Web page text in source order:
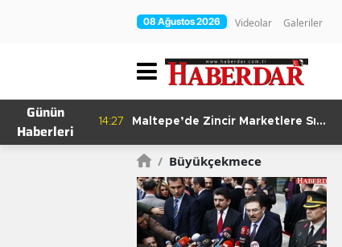
08 Ağustos 2026 Videolar Galeriler
Günün
Haberleri
14:27
Maltepe’de Zincir Marketlere Sıkı
/ Büyükçekmece